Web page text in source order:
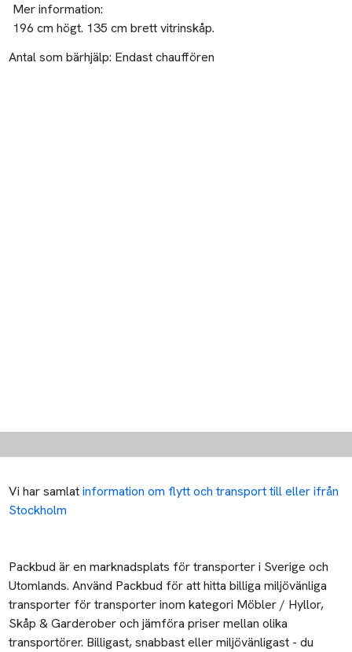
Mer information:
196 cm högt. 135 cm brett vitrinskåp.
Antal som bärhjälp: Endast chauffören
Vi har samlatinformation om flytt och transport till eller ifrån
Stockholm
Packbud är en marknadsplats för transporter i Sverige och
Utomlands. Använd Packbud för att hitta billiga miljövänliga
transporter för transporter inom kategori Möbler / Hyllor,
Skåp & Garderober och jämföra priser mellan olika
transportörer. Billigast, snabbast eller miljövänligast - du